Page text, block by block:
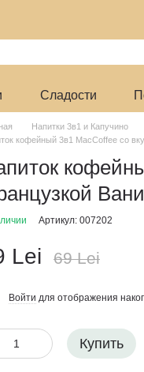
Сладости
Напитки 3в1 и Капучино
кофейный 3в1 MacCoffee со
Артикул: 007202
Lei 69 Lei
Войти для отображения
Купить